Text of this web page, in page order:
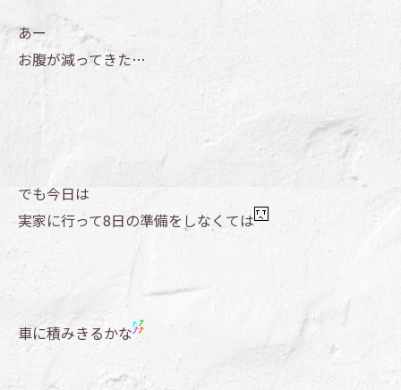
あー
お腹が減ってきた…
でも今日は
実家に行って8日の準備をしなくては
車に積みきるかな